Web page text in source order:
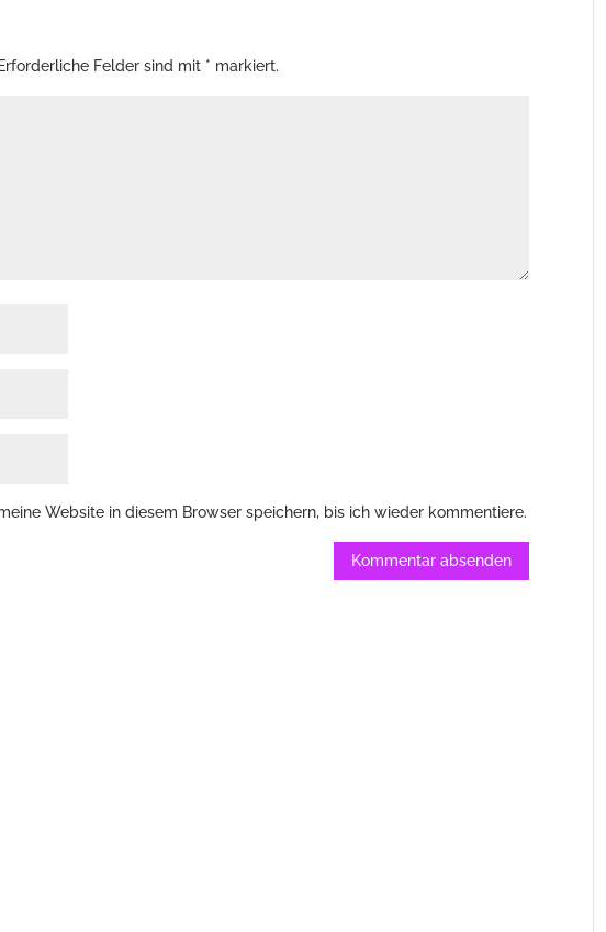
Felder sind mit * markiert.
Website in diesem Browser speichern, bis ich wieder kommentiere.